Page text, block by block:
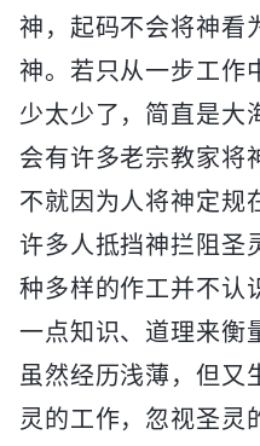
神，起码不会将神看
神。若只从一步工作
少太少了，简直是大
会有许多老宗教家将
不就因为人将神定规
许多人抵挡神拦阻圣
种多样的作工并不认
一点知识、道理来衡
虽然经历浅薄，但又
灵的工作，忽视圣灵